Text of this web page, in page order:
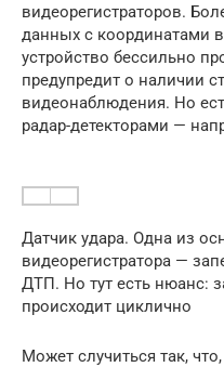
видеорегистраторов.
данных с координатами
устройство бессильно
предупредит о наличии
видеонаблюдения. Но
радар-детекторами —
Датчик удара. Одна из
видеорегистратора —
ДТП. Но тут есть нюанс:
происходит циклично
Может случиться так,